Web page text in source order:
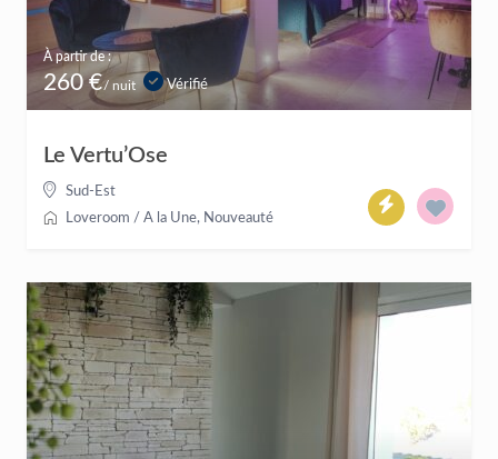
À partir de :
260 €/ nuit Vérifié
Le Vertu’Ose
Sud-Est
Loveroom / A la Une, Nouveauté